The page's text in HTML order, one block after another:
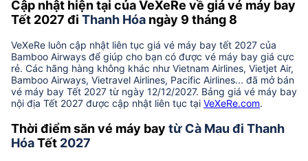
Cập nhật hiện tại của VeXeRe về giá vé máy bay
Tết 2027 đi Thanh Hóa ngày 9 tháng 8
VeXeRe luôn cập nhật liên tục giá vé máy bay tết 2027 của
Bamboo Airways để giúp cho bạn có được vé máy bay giá cực
rẻ. Các hãng hàng không khác như Vietnam Airlines, Vietjet Air,
Bamboo Airways, Vietravel Airlines, Pacific Airlines... đã mở bán
vé máy bay Tết 2027 từ ngày 12/12/2027. Bảng giá vé máy bay
nội địa Tết 2027 được cập nhật liên tục tại VeXeRe.com.
Thời điểm săn vé máy bay từ Cà Mau đi Thanh
HóaTết 2027